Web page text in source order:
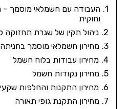
העבודה עם חשמלאי מוסמך –
וחוקית
ניהול תקין של שגרת תחזוקה
מחירון חשמלאי מוסמך בחניתה
מחירון עבודות בלוח חשמל
מחירון נקודות חשמל
מחירון התקנות והחלפות
מחירון התקנת גופי תאורה